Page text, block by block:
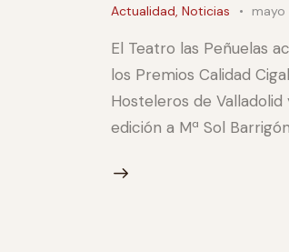
Actualidad, Noticias mayo
El Teatro las Peñuelas
los Premios Calidad
Hosteleros de
edición a Mª Sol